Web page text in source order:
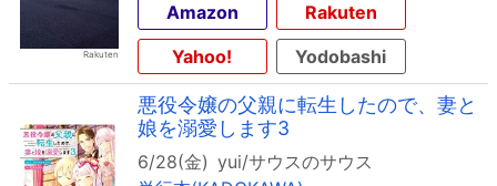
Amazon
Rakuten
Yahoo!
Yodobashi
悪役令嬢の父親に転生したので、妻と
娘を溺愛します3
6/28(金) yui/サウスのサウス